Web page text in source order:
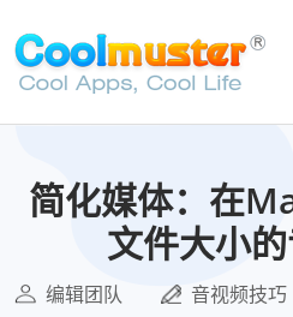
简化媒体：在
文件大小
编辑团队 音视频技巧